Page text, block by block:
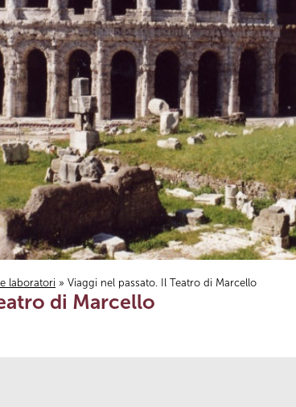
laboratori » Viaggi nel passato. Il Teatro di Marcello
di Marcello